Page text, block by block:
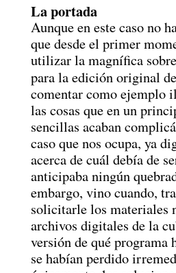
La portada
Aunque en este caso no
que desde el primer
utilizar la magnífica
para la edición original
comentar como ejemplo
las cosas que en un
sencillas acaban
caso que nos ocupa, ya
acerca de cuál debía de
anticipaba ningún
embargo, vino cuando,
solicitarle los materiales
archivos digitales de la
versión de qué programa
se habían perdido